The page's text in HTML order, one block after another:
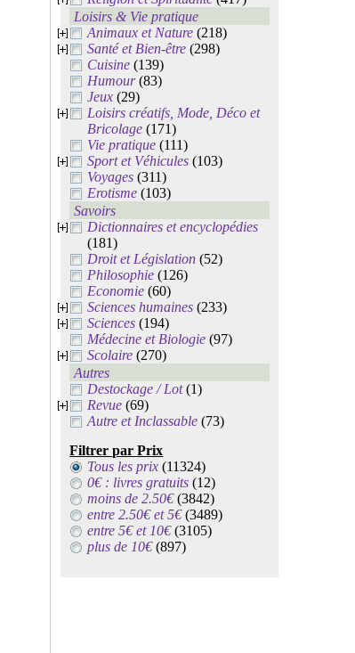
Loisirs & Vie pratique
Animaux et Nature (218)
Santé et Bien-être (298)
Cuisine (139)
Humour(83)
Jeux (29)
Loisirs créatifs, Mode, Déco et
Bricolage (171)
Vie pratique (111)
Sport et Véhicules (103)
Voyages (311)
Erotisme (103)
Savoirs
Dictionnaires et encyclopédies
(181)
Droit et Législation (52)
Philosophie (126)
Economie (60)
Sciences humaines (233)
Sciences (194)
Médecine et Biologie (97)
Scolaire (270)
Autres
Destockage / Lot(1)
Revue (69)
Autre et Inclassable (73)
Filtrer par Prix
Tous les prix(11324)
0€ : livres gratuits (12)
moins de 2.50€(3842)
entre 2.50€ et 5€(3489)
entre 5€ et 10€(3105)
plus de 10€(897)